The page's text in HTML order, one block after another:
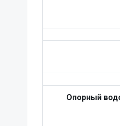
Опорный